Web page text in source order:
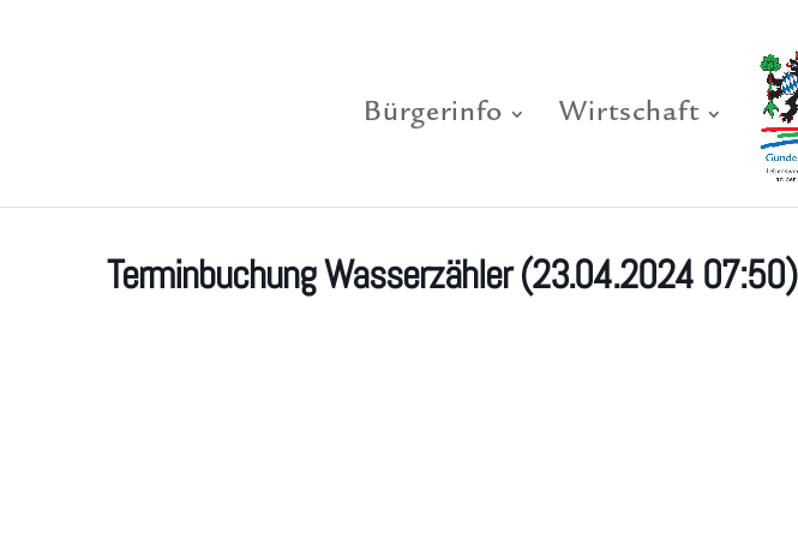
Bürgerinfo Wirtschaft
Terminbuchung Wasserzähler (23.04.2024 07:50)